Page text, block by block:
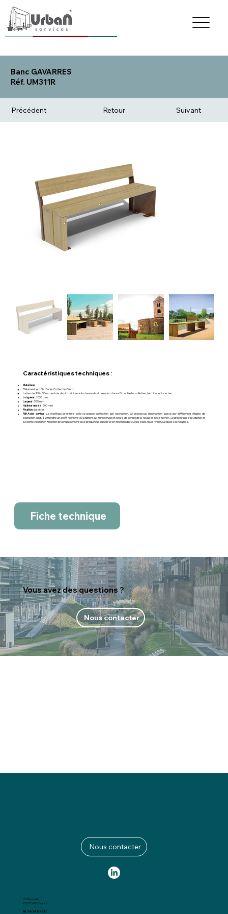
Banc GAVARRES
Réf. UM311R
Précédent Retour Suivant
Caractéristiques techniques :
Matériaux:
Piétement en tôle d’acier Corten de 8mm.
Lattes de 210 x 50mm en bois de pin traité en autoclave vide et pression classe IV contre les vrillettes, termites et insectes.
Longueur: 1850 mm
Largeur: 575 mm
Hauteur assise: 500 mm
Fixation: à spitter
NB Acier corten : Le matériau lui-même crée sa propre protection par l'oxydation. Le processus d'oxydation passe par différentes étapes de
coloration jusqu'à atteindre un arrêt, moment où il obtient sa teinte finale et cesse de perdre de la rouille et de se tacher. Le processus d'oxydation et
sa teinte varient en fonction de l'emplacement où le produit est installé et en fonction des cycles soleil /pluie / vent auxquels il est exposé.
Fiche technique
Vous avez des questions ?
Nous contacter
Nous contacter
23, Rue Nollet
75017 PARIS, France
Tél : 06 34 13 45 10